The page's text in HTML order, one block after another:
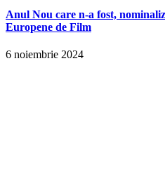
Anul Nou care n-a fost,
Europene de Film
6 noiembrie 2024